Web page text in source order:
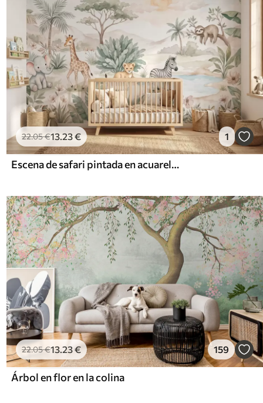
22.05€13.23€ 1
Escena de safari pintada en acuarela con animales en delicados tonos pastel, en la que aparecen una jirafa, un elefante bebé, una cebra y un cachorro de león
22.05€13.23€ 159
Árbol en flor en la colina